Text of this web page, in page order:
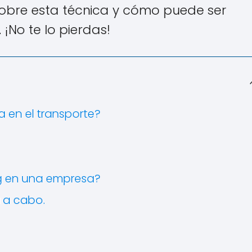
esta técnica y cómo puede ser
te lo pierdas!
en el transporte?
una empresa?
a cabo.